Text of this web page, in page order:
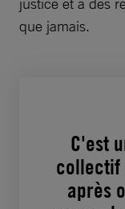
que jamais.
C'est
collectif
après